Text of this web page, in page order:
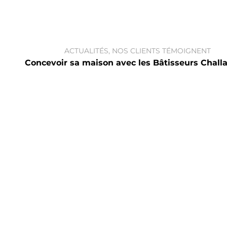
ACTUALITÉS, NOS CLIENTS TÉMOIGNENT
Concevoir sa maison avec les Bâtisseurs